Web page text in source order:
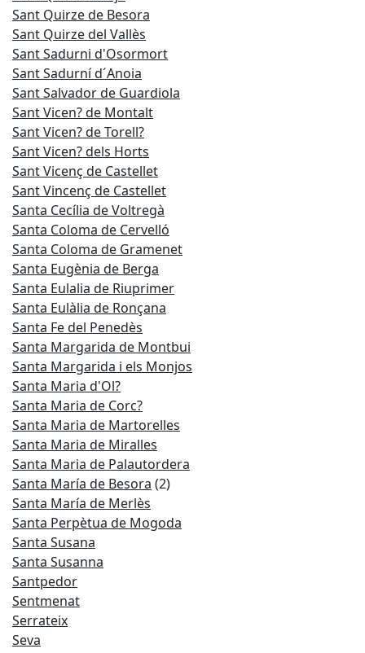
Sant Quirze de Besora
Sant Quirze del Vallès
Sant Sadurni d'Osormort
Sant Sadurní d´Anoia
Sant Salvador de Guardiola
Sant Vicen? de Montalt
Sant Vicen? de Torell?
Sant Vicen? dels Horts
Sant Vicenç de Castellet
Sant Vincenç de Castellet
Santa Cecília de Voltregà
Santa Coloma de Cervelló
Santa Coloma de Gramenet
Santa Eugènia de Berga
Santa Eulalia de Riuprimer
Santa Eulàlia de Ronçana
Santa Fe del Penedès
Santa Margarida de Montbui
Santa Margarida i els Monjos
Santa Maria d'Ol?
Santa Maria de Corc?
Santa Maria de Martorelles
Santa Maria de Miralles
Santa Maria de Palautordera
Santa María de Besora (2)
Santa María de Merlès
Santa Perpètua de Mogoda
Santa Susana
Santa Susanna
Santpedor
Sentmenat
Serrateix
Seva